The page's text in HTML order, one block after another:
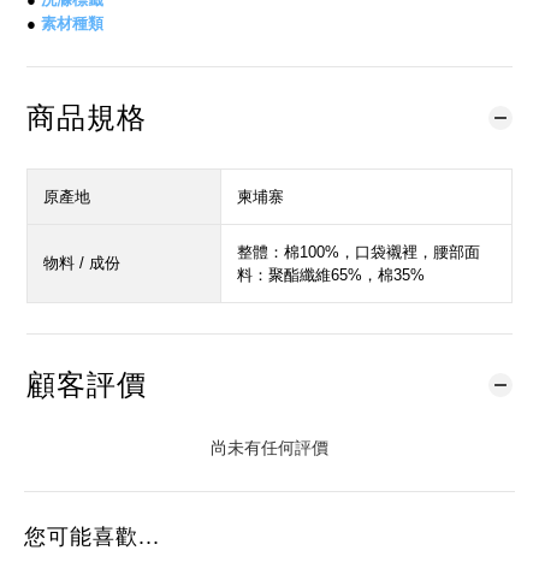
● 素材種類
商品規格
原產地 柬埔寨
物料 / 成份
整體：棉100%，口袋襯裡，腰部面
料：聚酯纖維65%，棉35%
顧客評價
尚未有任何評價
您可能喜歡...